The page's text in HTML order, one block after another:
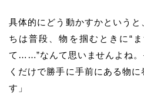
具体的にどう動かすかという
ちは普段、物を掴むときに“
て……”なんて思いませんよね。
くだけで勝手に手前にある物
す」